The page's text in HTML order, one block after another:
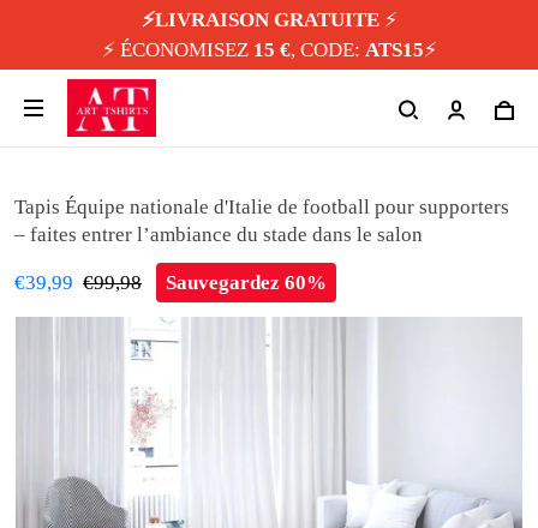
⚡️LIVRAISON GRATUITE⚡️
⚡️ ÉCONOMISEZ 15 €, CODE: ATS15⚡️
Tapis Équipe nationale d'Italie de football pour supporters
– faites entrer l’ambiance du stade dans le salon
€39,99 €99,98 Sauvegardez 60%